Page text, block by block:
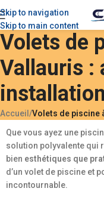
Skip to navigation
Skip to main content
Volets de
Vallauris :
installation
Accueil /Volets de piscine
Que vous ayez une
solution polyvalente qui
bien esthétiques que
d’un volet de piscine et
incontournable.